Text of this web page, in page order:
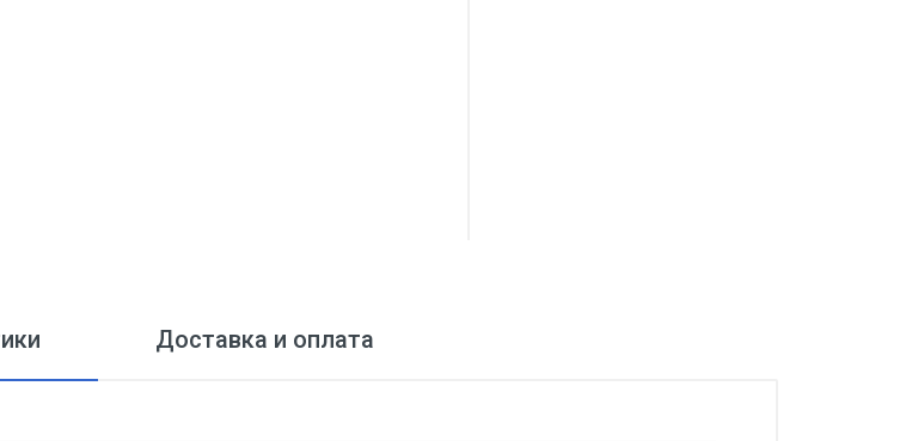
Доставка и оплата